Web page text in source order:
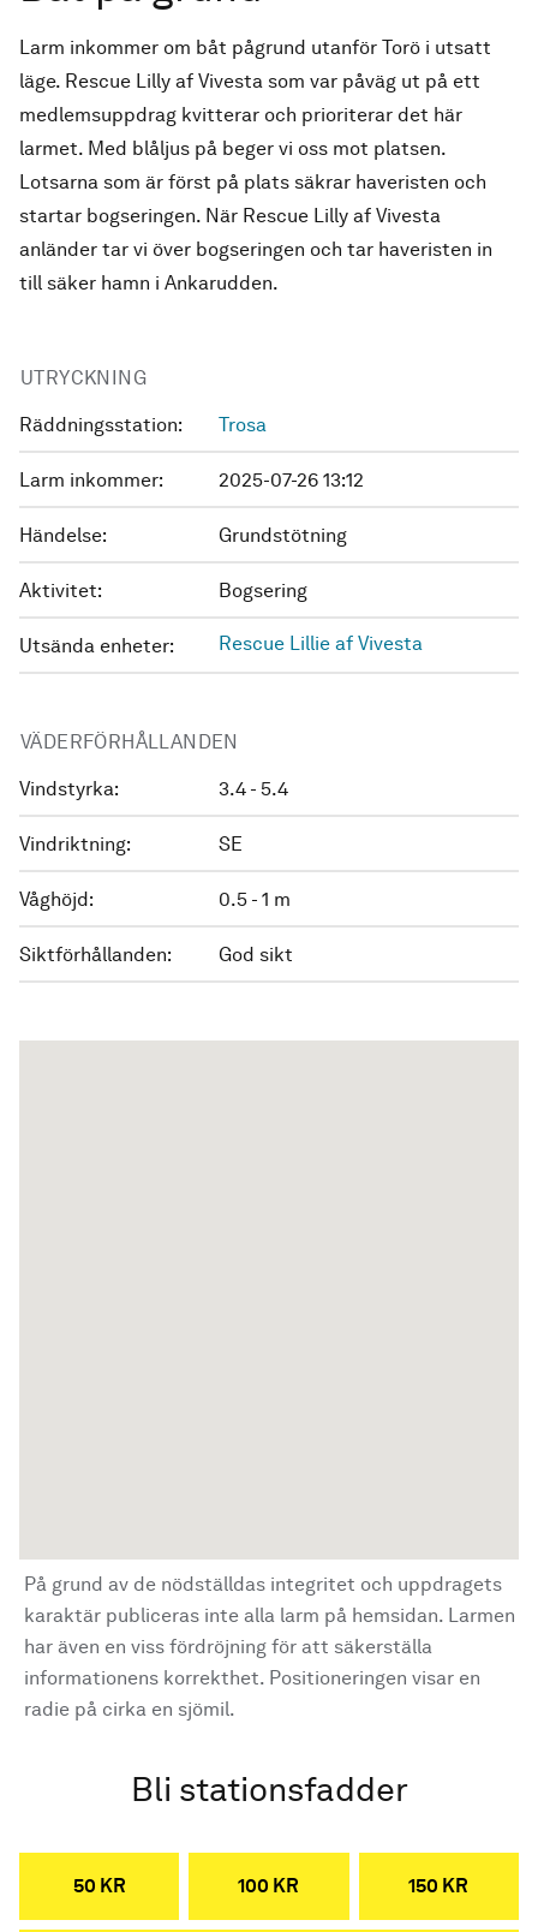
Larm inkommer om båt pågrund utanför Torö i utsatt
läge. Rescue Lilly af Vivesta som var påväg ut på ett
medlemsuppdrag kvitterar och prioriterar det här
larmet. Med blåljus på beger vi oss mot platsen.
Lotsarna som är först på plats säkrar haveristen och
startar bogseringen. När Rescue Lilly af Vivesta
anländer tar vi över bogseringen och tar haveristen in
till säker hamn i Ankarudden.
UTRYCKNING
Räddningsstation: Trosa
Larm inkommer: 2025-07-26 13:12
Händelse: Grundstötning
Aktivitet: Bogsering
Utsända enheter: Rescue Lillie af Vivesta
VÄDERFÖRHÅLLANDEN
Vindstyrka: 3.4 - 5.4
Vindriktning: SE
Våghöjd: 0.5 - 1 m
Siktförhållanden: God sikt
På grund av de nödställdas integritet och uppdragets
karaktär publiceras inte alla larm på hemsidan. Larmen
har även en viss fördröjning för att säkerställa
informationens korrekthet. Positioneringen visar en
radie på cirka en sjömil.
Bli stationsfadder
50 KR 100 KR 150 KR